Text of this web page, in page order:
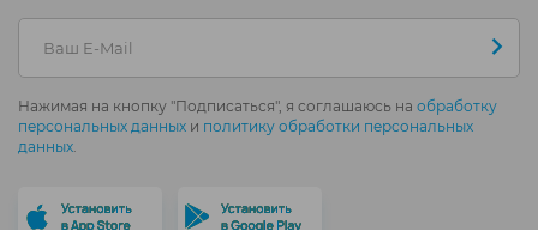
Нажимая на кнопку "Подписаться", я соглашаюсь на обработку
персональных данных и политику обработки персональных
данных